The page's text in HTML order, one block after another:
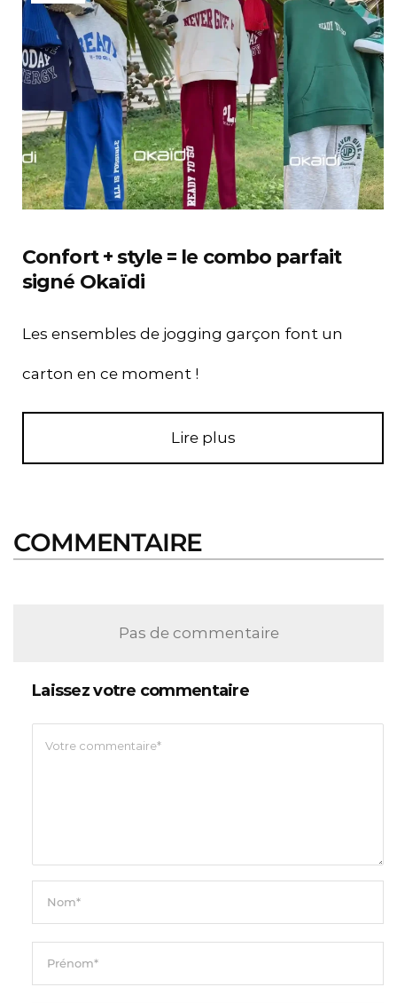
Confort + style = le combo parfait
signé Okaïdi
Les ensembles de jogging garçon font un
carton en ce moment !
Lire plus
COMMENTAIRE
Pas de commentaire
Laissez votre commentaire